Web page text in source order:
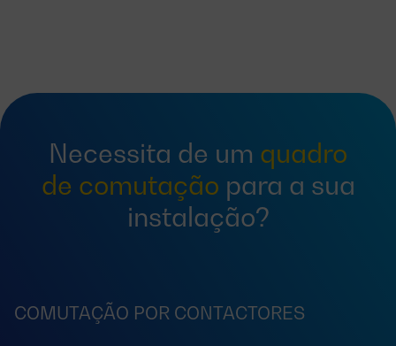
Necessita de um quadro
de comutação para a sua
instalação?
COMUTAÇÃO POR CONTACTORES